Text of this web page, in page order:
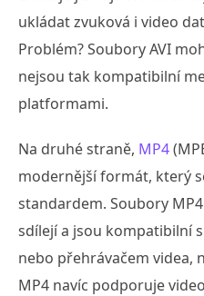
ukládat zvuková i video
Problém? Soubory AVI
nejsou tak kompatibilní
platformami.
Na druhé straně, MP4
modernější formát, který
standardem. Soubory
sdílejí a jsou kompatibilní
nebo přehrávačem videa,
MP4 navíc podporuje